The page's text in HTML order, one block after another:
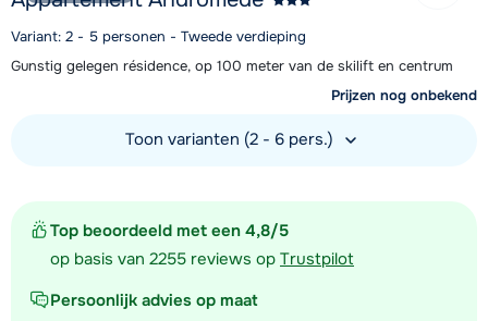
Top beoordeeld met een 4,8/5
op basis van 2255 reviews op Trustpilot
Persoonlijk advies op maat
Variant: 2 - 5 personen - Tweede verdieping
Gunstig gelegen résidence, op 100 meter van de skilift en centrum
Prijzen nog onbekend
Toon varianten (2 - 6 pers.)